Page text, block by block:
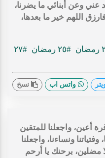
عني وعن أبنائي ما يضرنا،
اللهم خير ما بعدها،
#٢٥ رمضان
#٢٧
واتس اب نسخ
أعين، واجعلنا للمتقين
وفتياتنا ونساءنا، واجعلنا
مضلين، برحنك يا أرحم